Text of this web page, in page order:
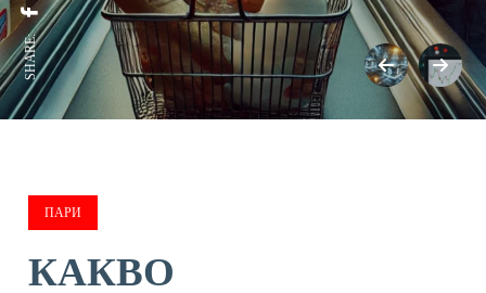
SHARE:
ПАРИ
КАКВО